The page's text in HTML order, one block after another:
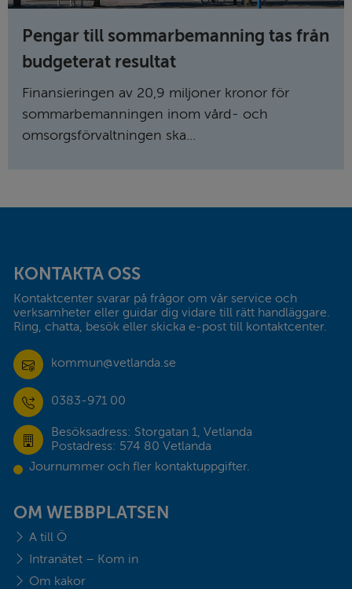
Pengar till sommar­bemanning tas från
budgeterat resultat
Finansieringen av 20,9 miljoner kronor för
sommar­bemanningen inom vård- och
omsorgs­förvaltningen ska...
KONTAKTA OSS
Kontaktcenter svarar på frågor om vår service och
verksamheter eller guidar dig vidare till rätt handläggare.
Ring, chatta, besök eller skicka e-post till kontaktcenter.
kommun@vetlanda.se
0383-971 00
Besöksadress: Storgatan 1, Vetlanda
Postadress: 574 80 Vetlanda
Journummer och fler kontaktuppgifter.
OM WEBBPLATSEN
A till Ö
Intranätet – Kom in
Om kakor